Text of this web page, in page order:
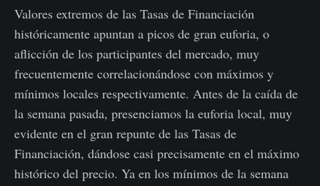
Valores extremos de las Tasas de Financiación
históricamente apuntan a picos de gran euforia, o
aflicción de los participantes del mercado, muy
frecuentemente correlacionándose con máximos y
mínimos locales respectivamente. Antes de la caída de
la semana pasada, presenciamos la euforia local, muy
evidente en el gran repunte de las Tasas de
Financiación, dándose casi precisamente en el máximo
histórico del precio. Ya en los mínimos de la semana